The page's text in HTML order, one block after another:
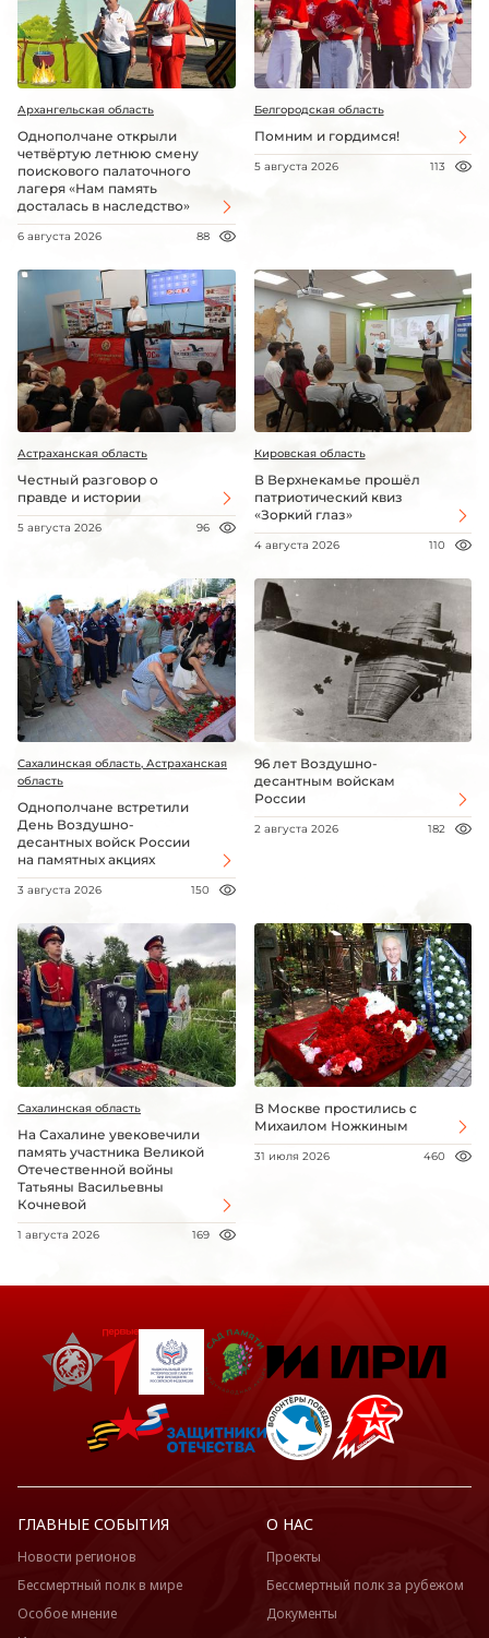
Архангельская область
Однополчане открыли
четвёртую летнюю смену
поискового палаточного
лагеря «Нам память
досталась в наследство»
6 августа 2026 88
Белгородская область
Помним и гордимся!
5 августа 2026 113
Астраханская область
Честный разговор о
правде и истории
5 августа 2026 96
Кировская область
В Верхнекамье прошёл
патриотический квиз
«Зоркий глаз»
4 августа 2026 110
Сахалинская область, Астраханская
область
Однополчане встретили
День Воздушно-
десантных войск России
на памятных акциях
3 августа 2026 150
96 лет Воздушно-
десантным войскам
России
2 августа 2026 182
Сахалинская область
На Сахалине увековечили
память участника Великой
Отечественной войны
Татьяны Васильевны
Кочневой
1 августа 2026 169
В Москве простились с
Михаилом Ножкиным
31 июля 2026 460
ГЛАВНЫЕ СОБЫТИЯ
Новости регионов
Бессмертный полк в мире
Особое мнение
О НАС
Проекты
Бессмертный полк за рубежом
Документы